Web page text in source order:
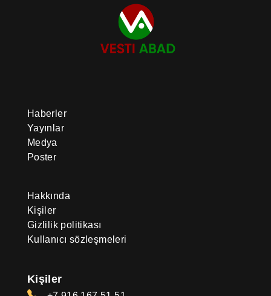
Haberler
Yayınlar
Medya
Poster
Hakkında
Kişiler
Gizlilik politikası
Kullanıcı sözleşmeleri
Kişiler